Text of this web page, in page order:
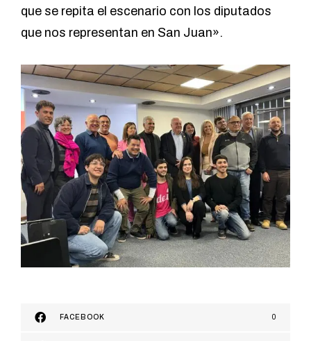
que se repita el escenario con los diputados
que nos representan en San Juan».
FACEBOOK 0